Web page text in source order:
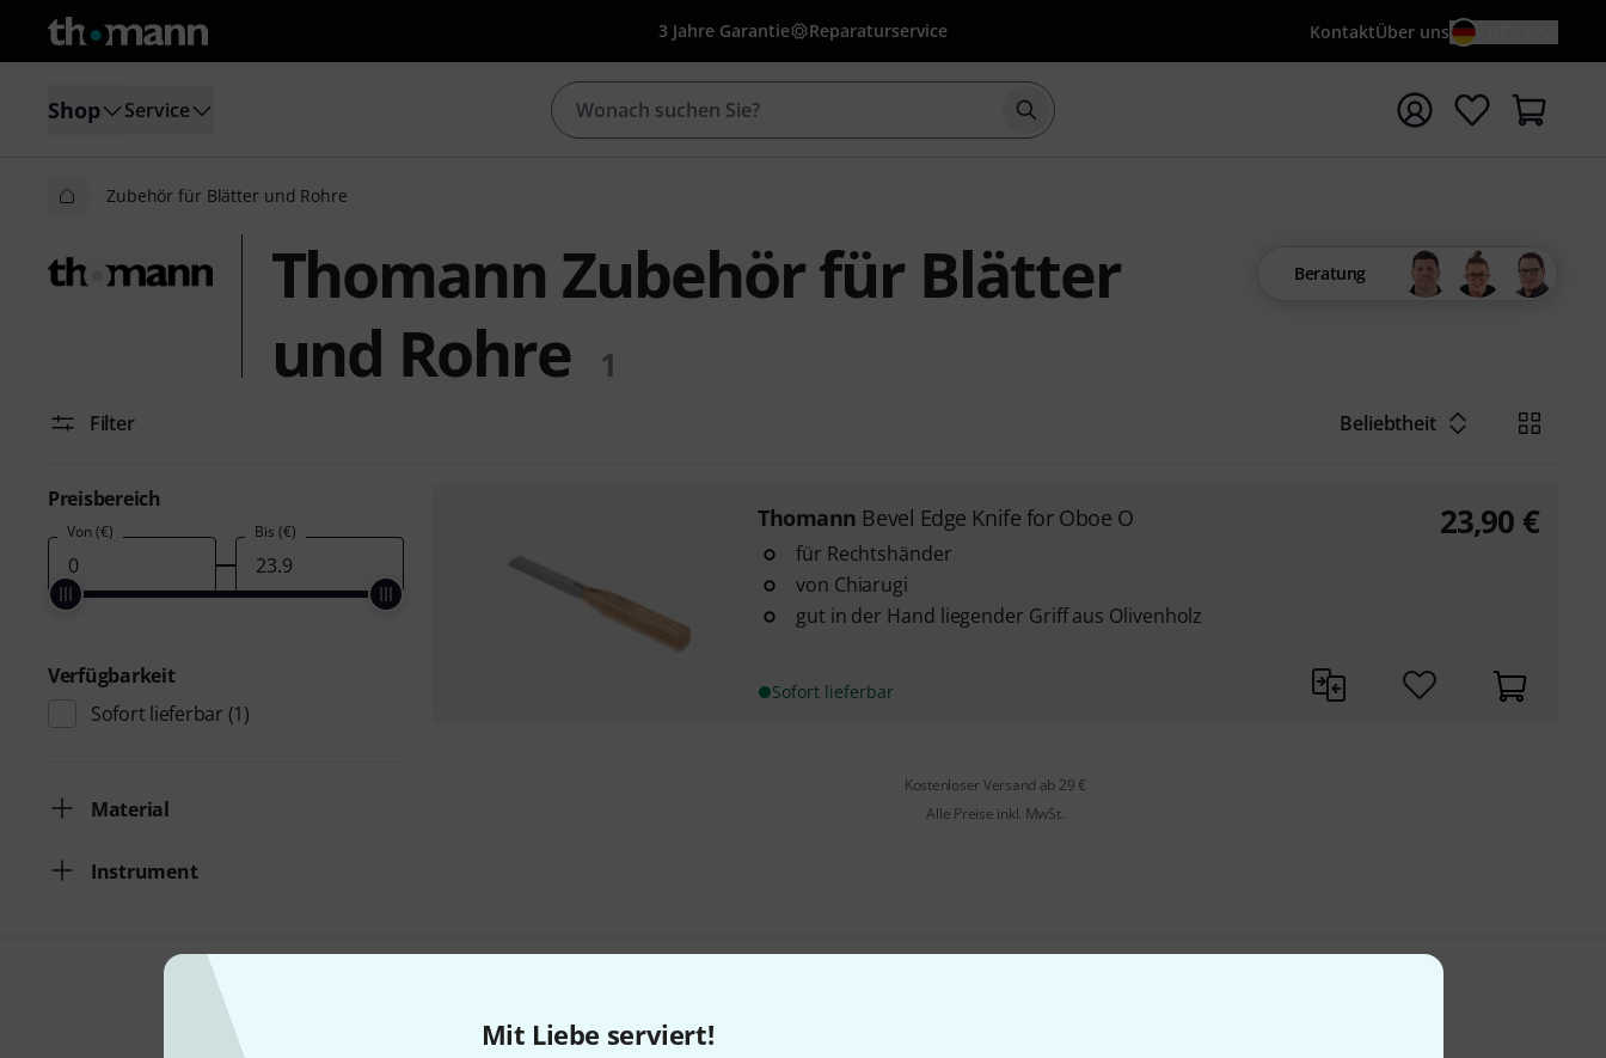
Mit Liebe serviert!
3 Jahre Garantie Reparaturservice KontaktÜber uns
Shop Service Suche mit Suchwort {searchTerm} starten
Zubehör für Blätter und Rohre
Thomann Zubehör für Blätter
und Rohre
1
Beratung
Filter Beliebtheit
Preisbereich
Von (€) Bis (€)
Verfügbarkeit
Sofort lieferbar (1)
Material
Instrument
Thomann Bevel Edge Knife for Oboe O
für Rechtshänder
von Chiarugi
gut in der Hand liegender Griff aus Olivenholz
Sofort lieferbar
23,90 €
Kostenloser Versand ab 29 €
Alle Preise inkl. MwSt.